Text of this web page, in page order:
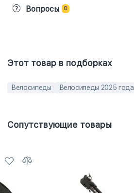
Вопросы 0
Этот товар в подборках
Велосипеды Велосипеды 2025 года
Сопутствующие товары